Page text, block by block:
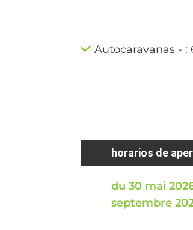
Autocaravanas - :
horarios de
du 30 mai
septembre